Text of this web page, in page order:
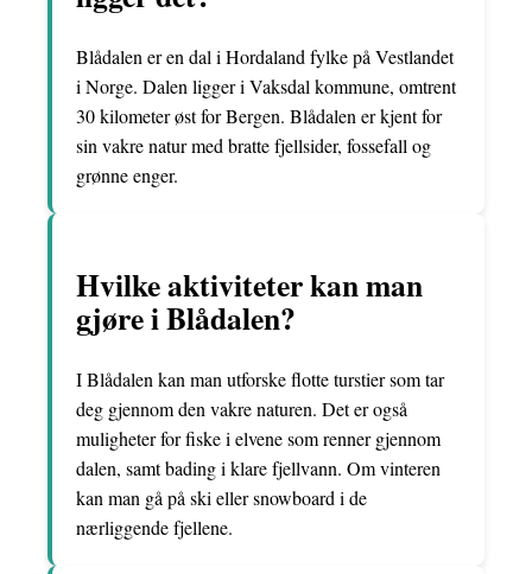
Blådalen er en dal i Hordaland fylke på Vestlandet
i Norge. Dalen ligger i Vaksdal kommune, omtrent
30 kilometer øst for Bergen. Blådalen er kjent for
sin vakre natur med bratte fjellsider, fossefall og
grønne enger.
Hvilke aktiviteter kan man
gjøre i Blådalen?
I Blådalen kan man utforske flotte turstier som tar
deg gjennom den vakre naturen. Det er også
muligheter for fiske i elvene som renner gjennom
dalen, samt bading i klare fjellvann. Om vinteren
kan man gå på ski eller snowboard i de
nærliggende fjellene.